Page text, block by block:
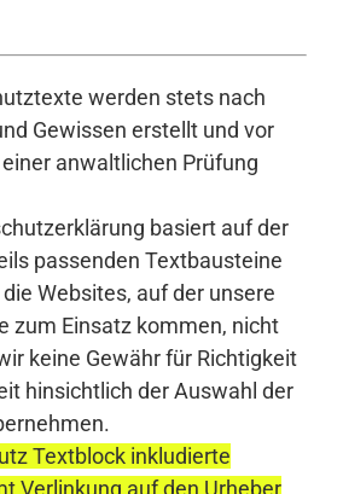
werden stets nach
Gewissen erstellt und vor
anwaltlichen Prüfung
basiert auf der
passenden Textbausteine
Websites, auf der unsere
zum Einsatz kommen, nicht
keine Gewähr für Richtigkeit
hinsichtlich der Auswahl der
Textblock inkludierte
Verlinkung auf den Urheber